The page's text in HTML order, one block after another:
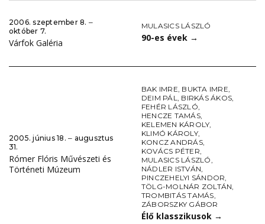
2006. szeptember 8. ‒
október 7.
Várfok Galéria
MULASICS LÁSZLÓ
90-es évek →
2005. június 18. ‒ augusztus
31.
Rómer Flóris Művészeti és
Történeti Múzeum
BAK IMRE, BUKTA IMRE,
DEIM PÁL, BIRKÁS ÁKOS,
FEHÉR LÁSZLÓ,
HENCZE TAMÁS,
KELEMEN KÁROLY,
KLIMÓ KÁROLY,
KONCZ ANDRÁS,
KOVÁCS PÉTER,
MULASICS LÁSZLÓ,
NÁDLER ISTVÁN,
PINCZEHELYI SÁNDOR,
TÖLG-MOLNÁR ZOLTÁN,
TROMBITÁS TAMÁS,
ZÁBORSZKY GÁBOR
Élő klasszikusok →